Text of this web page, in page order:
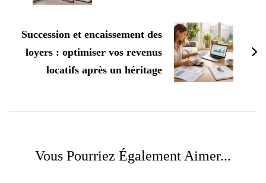
Succession et encaissement des
loyers : optimiser vos revenus
locatifs après un héritage
Vous Pourriez Également Aimer...